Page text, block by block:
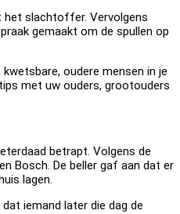
het slachtoffer. Vervolgens
gemaakt om de spullen op
oudere mensen in je
met uw ouders, grootouders
betrapt. Volgens de
Bosch. De beller gaf aan dat er
lagen.
iemand later die dag de